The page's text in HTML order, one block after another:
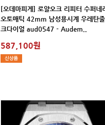
크다이얼 aud0547 - Audem..
587,100원